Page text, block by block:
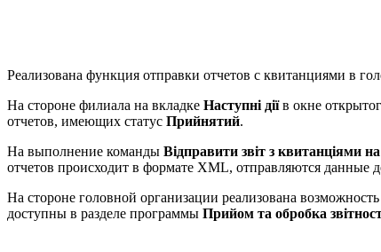
Реализована функция отправки отчетов с квитанциями в
На стороне филиала на вкладке Наступні діїв окне
отчетов, имеющих статус Прийнятий.
На выполнение команды Відправити звіт з квитанціями
отчетов происходит в формате XML, отправляются данные
На стороне головной организации реализована
доступны в разделе программы Прийом та обробка